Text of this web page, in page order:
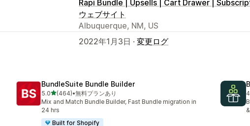
Rapi Bundle | Upsells | Cart Drawer |
ウェブサイト
Albuquerque, NM, US
2022年1月3日 · 変更ログ
BundleSuite Bundle Builder
5.05つ星中
(464)
合計レビュー数：464件
•無料プランあり
Mix and Match Bundle Builder, Fast Bundle migration in
24 hrs
Built for Shopify